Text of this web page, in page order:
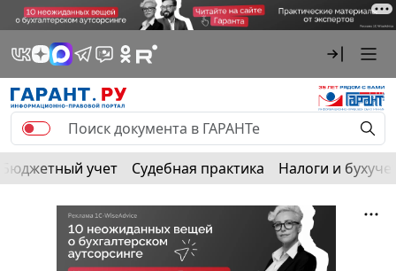
Бюджетный учет Судебная практика Налоги и